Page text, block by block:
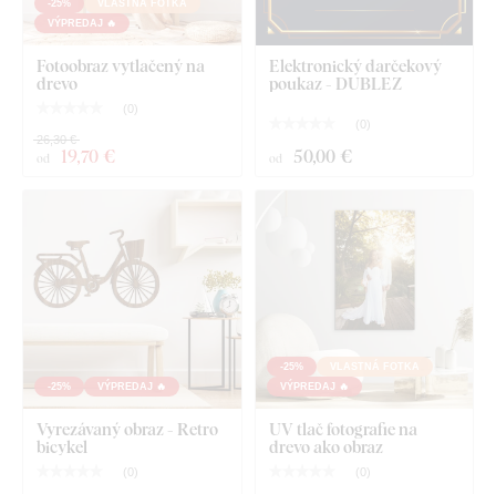
-25%
VLASTNÁ FOTKA
VÝPREDAJ 🔥
Fotoobraz vytlačený na
drevo
( 0)
od 19,70 €
26,30 €
Elektronický darčekový
poukaz - DUBLEZ
( 0)
od 50,00 €
-25% VÝPREDAJ 🔥
Vyrezávaný obraz - Retro
bicykel
( 0)
-25%
VLASTNÁ FOTKA
VÝPREDAJ 🔥
UV tlač fotografie na
drevo ako obraz
( 0)